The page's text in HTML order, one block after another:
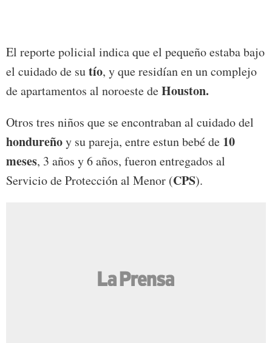
El reporte policial indica que el pequeño estaba bajo
el cuidado de sutío, y que residían en un complejo
de apartamentos al noroeste deHouston.
Otros tres niños que se encontraban al cuidado del
hondureñoy su pareja, entre estun bebé de 10
meses, 3 años y 6 años, fueron entregados al
Servicio de Protección al Menor (CPS).